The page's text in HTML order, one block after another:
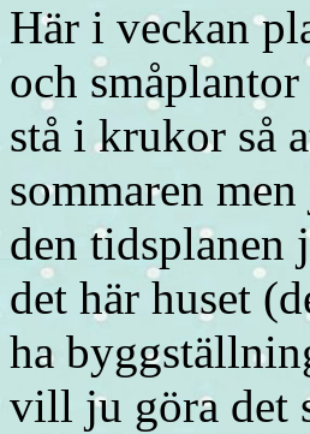
Här i veckan
och
stå i krukor så
sommaren
den tidsplanen
det här huset
ha
vill ju göra det